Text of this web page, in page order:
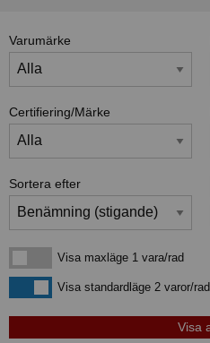
Varumärke
Certifiering/Märke
Sortera efter
Visa maxläge 1 vara/rad
Visa maxläge 1 vara/rad
Visa standardlägeVisa standardläge 2 varor/rad